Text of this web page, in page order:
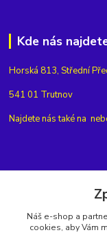
Kde nás
Horská 813, Střední
541 01 Trutnov
Najdete nás také na
+420775654704
Náš e-shop a
cookies, aby Vám